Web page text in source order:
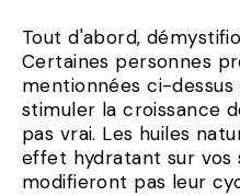
Tout d'abord,
Certaines personnes
mentionnées ci-
stimuler la croissance
pas vrai. Les huiles
effet hydratant sur vos
modifieront pas leur